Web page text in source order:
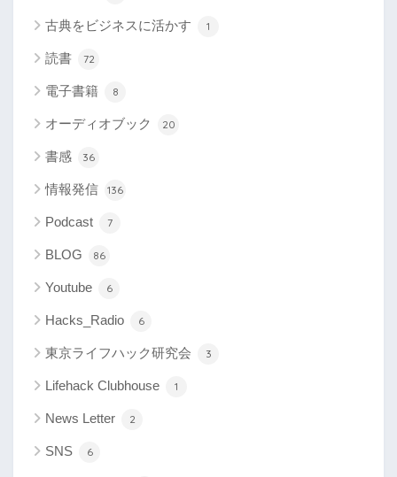
古典をビジネスに活かす 1
読書 72
電子書籍 8
オーディオブック 20
書感 36
情報発信 136
Podcast 7
BLOG 86
Youtube 6
Hacks_Radio 6
東京ライフハック研究会 3
Lifehack Clubhouse 1
News Letter 2
SNS 6